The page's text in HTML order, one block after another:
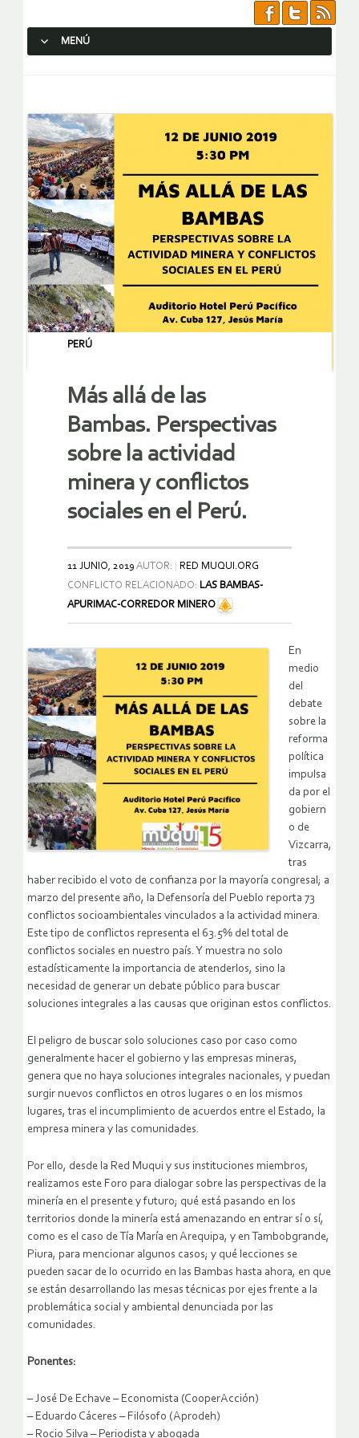
MENÚ
PERÚ
Más allá de las
Bambas. Perspectivas
sobre la actividad
minera y conflictos
sociales en el Perú.
11 JUNIO, 2019 AUTOR:
RED MUQUI.ORG
CONFLICTO RELACIONADO: LAS BAMBAS-
APURIMAC-CORREDOR MINERO
En
medio
del
debate
sobre la
reforma
política
impulsa
da por el
gobiern
o de
Vizcarra,
tras
haber recibido el voto de confianza por la mayoría congresal; a
marzo del presente año, la Defensoría del Pueblo reporta 73
conflictos socioambientales vinculados a la actividad minera.
Este tipo de conflictos representa el 63.5% del total de
conflictos sociales en nuestro país. Y muestra no solo
estadísticamente la importancia de atenderlos, sino la
necesidad de generar un debate público para buscar
soluciones integrales a las causas que originan estos conflictos.
El peligro de buscar solo soluciones caso por caso como
generalmente hacer el gobierno y las empresas mineras,
genera que no haya soluciones integrales nacionales, y puedan
surgir nuevos conflictos en otros lugares o en los mismos
lugares, tras el incumplimiento de acuerdos entre el Estado, la
empresa minera y las comunidades.
Por ello, desde la Red Muqui y sus instituciones miembros,
realizamos este Foro para dialogar sobre las perspectivas de la
minería en el presente y futuro; qué está pasando en los
territorios donde la minería está amenazando en entrar sí o sí,
como es el caso de Tía María en Arequipa, y en Tambobgrande,
Piura, para mencionar algunos casos; y qué lecciones se
pueden sacar de lo ocurrido en las Bambas hasta ahora, en que
se están desarrollando las mesas técnicas por ejes frente a la
problemática social y ambiental denunciada por las
comunidades.
Ponentes:
– José De Echave – Economista (CooperAcción)
– Eduardo Cáceres – Filósofo (Aprodeh)
– Rocio Silva – Periodista y abogada